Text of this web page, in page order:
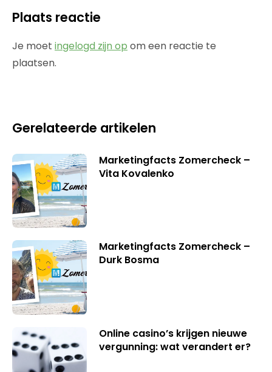
Plaats reactie
Je moet ingelogd zijn op om een reactie te
plaatsen.
Gerelateerde artikelen
Marketingfacts Zomercheck –
Vita Kovalenko
Marketingfacts Zomercheck –
Durk Bosma
Online casino’s krijgen nieuwe
vergunning: wat verandert er?